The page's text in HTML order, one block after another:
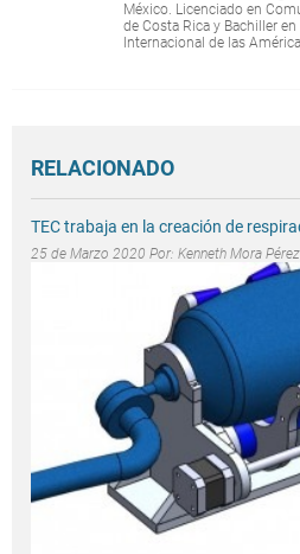
México. Licenciado en
de Costa Rica y Bachiller
Internacional de las
RELACIONADO
TEC trabaja en la creación de
25 de Marzo 2020 Por: Kenneth Mora Pérez